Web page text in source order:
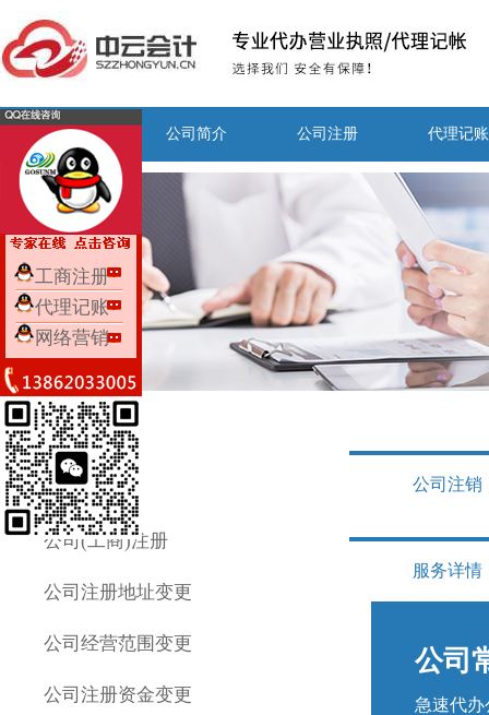
工商注册
代理记账
网络营销
网站首页 公司简介 公司注册 代理记账
公司注册
公司(工商)注册
公司注册地址变更
公司经营范围变更
公司注册资金变更
公司注销
服务详情
公司
急速代